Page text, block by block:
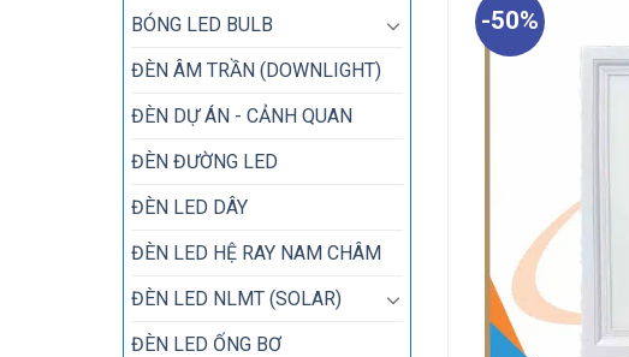
BÓNG LED BULB
ĐÈN ÂM TRẦN (DOWNLIGHT)
ĐÈN DỰ ÁN - CẢNH QUAN
ĐÈN ĐƯỜNG LED
ĐÈN LED DÂY
ĐÈN LED HỆ RAY NAM CHÂM
ĐÈN LED NLMT (SOLAR)
ĐÈN LED ỐNG BƠ
-50%